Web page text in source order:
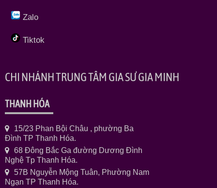
Zalo
Tiktok
CHI NHÁNH TRUNG TÂM GIA SƯ GIA MINH
THANH HÓA
15/23 Phan Bội Châu , phường Ba
Đình TP Thanh Hóa.
68 Đông Bắc Ga đường Dương Đình
Nghệ Tp Thanh Hóa.
57B Nguyễn Mộng Tuân, Phường Nam
Ngạn TP Thanh Hóa.